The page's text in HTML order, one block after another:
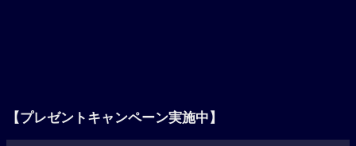
【プレゼントキャンペーン実施中】